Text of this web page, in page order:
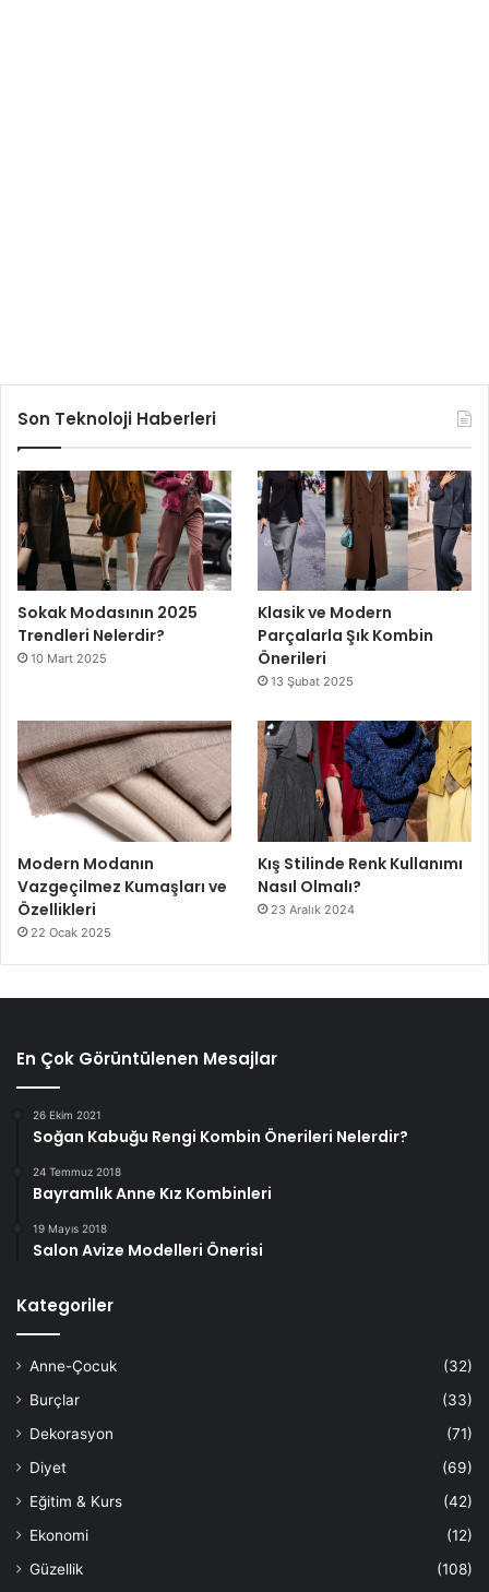
Son Teknoloji Haberleri
Sokak Modasının 2025
Trendleri Nelerdir?
10 Mart 2025
Klasik ve Modern
Parçalarla Şık Kombin
Önerileri
13 Şubat 2025
Modern Modanın
Vazgeçilmez Kumaşları ve
Özellikleri
22 Ocak 2025
Kış Stilinde Renk Kullanımı
Nasıl Olmalı?
23 Aralık 2024
En Çok Görüntülenen Mesajlar
26 Ekim 2021
Soğan Kabuğu Rengi Kombin Önerileri Nelerdir?
24 Temmuz 2018
Bayramlık Anne Kız Kombinleri
19 Mayıs 2018
Salon Avize Modelleri Önerisi
Kategoriler
Anne-Çocuk
(32)
Burçlar
(33)
Dekorasyon
(71)
Diyet
(69)
Eğitim & Kurs
(42)
Ekonomi
(12)
Güzellik
(108)